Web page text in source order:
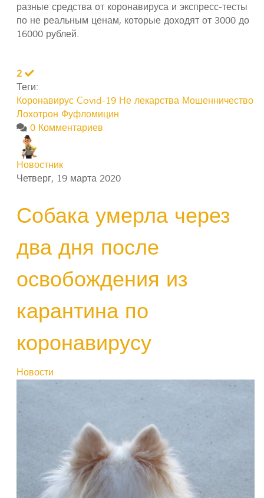
разные средства от коронавируса и экспресс-тесты
по не реальным ценам, которые доходят от 3000 до
16000 рублей.
2
Теги:
Коронавирус Covid-19 Не лекарства Мошенничество
Лохотрон Фуфломицин
0 Комментариев
Новостник
Четверг, 19 марта 2020
Собака умерла через
два дня после
освобождения из
карантина по
коронавирусу
Новости